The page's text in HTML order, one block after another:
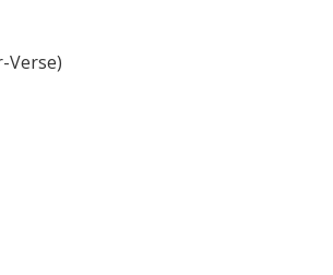
Verse)